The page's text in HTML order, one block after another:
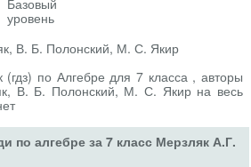
В. Б. Полонский, М. С. Якир
по Алгебре для 7 класса , авторы
В. Б. Полонский, М. С. Якир на весь
по алгебре за 7 класс Мерзляк А.Г.